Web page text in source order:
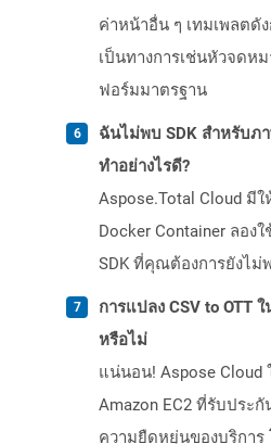
ค่าหน้าอื่น ๆ เทมเพลตดั
เป็นทางการเช่นหัวจดห
ฟอร์มมาตรฐาน
ฉันไม่พบ SDK สำหรับภ
ทำอย่างไรดี?
Aspose.Total Cloud มี
Docker Container ลอง
SDK ที่คุณต้องการยังไม่
การแปลง CSV to OTT
หรือไม่
แน่นอน! Aspose Cloud
Amazon EC2 ที่รับประ
ความยืดหยุ่นของบริการ